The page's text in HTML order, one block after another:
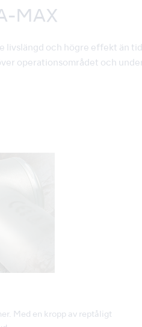
MAX
livslängd och högre effekt än
operationsområdet och
Med en kropp av reptåligt